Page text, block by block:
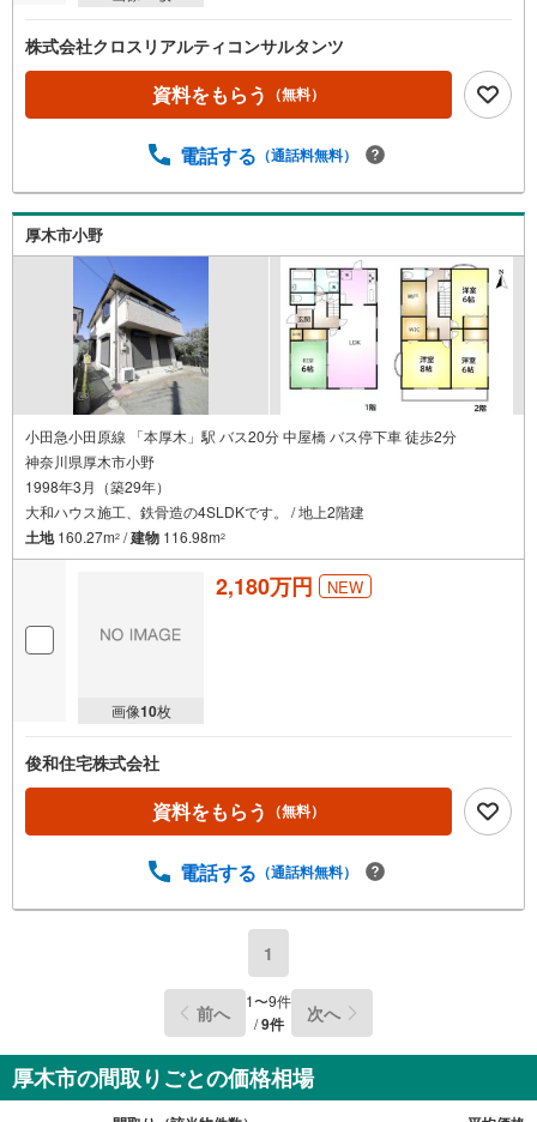
株式会社クロスリアルティコンサルタンツ
資料をもらう （無料）
電話する （通話料無料）
厚木市小野
小田急小田原線 「本厚木」駅 バス20分 中屋橋 バス停下車 徒歩2分
神奈川県厚木市小野
1998年3月（築29年）
大和ハウス施工、鉄骨造の4SLDKです。 / 地上2階建
土地160.27m2 /建物 116.98m2
画像10枚
2,180万円 NEW
俊和住宅株式会社
資料をもらう （無料）
電話する （通話料無料）
1
前へ 1〜9件
/9件 次へ
厚木市の間取りごとの価格相場